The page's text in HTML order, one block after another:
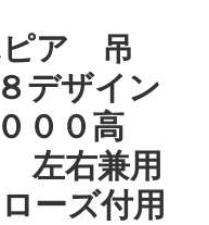
ピア 吊
デザイン
００高
左右兼用
ーズ付用